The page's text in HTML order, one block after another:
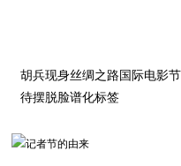
胡兵现身丝绸之路国际电影
待摆脱脸谱化标签